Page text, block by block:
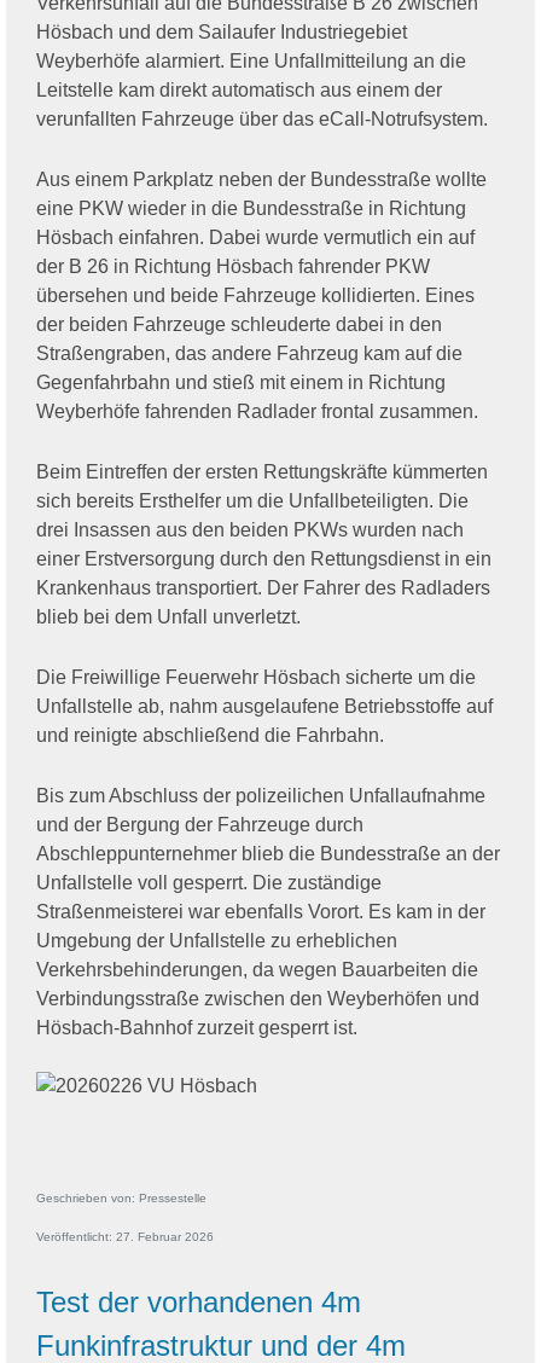
Hösbach und dem Sailaufer Industriegebiet
Weyberhöfe alarmiert. Eine Unfallmitteilung an die
Leitstelle kam direkt automatisch aus einem der
verunfallten Fahrzeuge über das eCall-Notrufsystem.
Aus einem Parkplatz neben der Bundesstraße wollte
eine PKW wieder in die Bundesstraße in Richtung
Hösbach einfahren. Dabei wurde vermutlich ein auf
der B 26 in Richtung Hösbach fahrender PKW
übersehen und beide Fahrzeuge kollidierten. Eines
der beiden Fahrzeuge schleuderte dabei in den
Straßengraben, das andere Fahrzeug kam auf die
Gegenfahrbahn und stieß mit einem in Richtung
Weyberhöfe fahrenden Radlader frontal zusammen.
Beim Eintreffen der ersten Rettungskräfte kümmerten
sich bereits Ersthelfer um die Unfallbeteiligten. Die
drei Insassen aus den beiden PKWs wurden nach
einer Erstversorgung durch den Rettungsdienst in ein
Krankenhaus transportiert. Der Fahrer des Radladers
blieb bei dem Unfall unverletzt.
Die Freiwillige Feuerwehr Hösbach sicherte um die
Unfallstelle ab, nahm ausgelaufene Betriebsstoffe auf
und reinigte abschließend die Fahrbahn.
Bis zum Abschluss der polizeilichen Unfallaufnahme
und der Bergung der Fahrzeuge durch
Abschleppunternehmer blieb die Bundesstraße an der
Unfallstelle voll gesperrt. Die zuständige
Straßenmeisterei war ebenfalls Vorort. Es kam in der
Umgebung der Unfallstelle zu erheblichen
Verkehrsbehinderungen, da wegen Bauarbeiten die
Verbindungsstraße zwischen den Weyberhöfen und
Hösbach-Bahnhof zurzeit gesperrt ist.
Geschrieben von: Pressestelle
Veröffentlicht: 27. Februar 2026
Test der vorhandenen 4m
Funkinfrastruktur und der 4m